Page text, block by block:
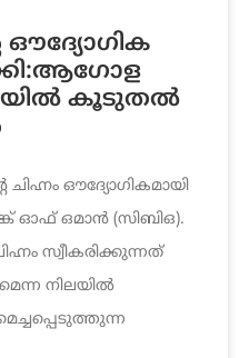
ഔദ്യോഗിക
കൂടുതൽ
ചിഹ്നം ഔദ്യോഗികമായി
ഓഫ് ഒമാൻ (സിബിഒ).
സ്വീകരിക്കുന്നത്
നിലയിൽ